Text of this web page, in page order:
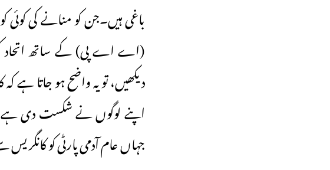
باغی ہیں۔جن کو منانے کی کوئی
(اے اے پی) کے ساتھ اتحاد
دیکھیں، تو یہ واضح ہو جاتا
جہاں عام آدمی پارٹی کو کانگریس